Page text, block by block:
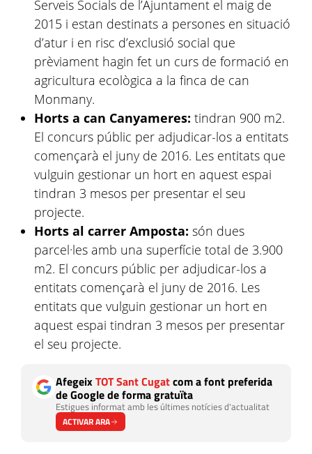
Serveis Socials de l’Ajuntament el maig de
2015 i estan destinats a persones en situació
d’atur i en risc d’exclusió social que
prèviament hagin fet un curs de formació en
agricultura ecològica a la finca de can
Monmany.
Horts a can Canyameres: tindran 900 m2.
El concurs públic per adjudicar-los a entitats
començarà el juny de 2016. Les entitats que
vulguin gestionar un hort en aquest espai
tindran 3 mesos per presentar el seu
projecte.
Horts al carrer Amposta:són dues
parcel·les amb una superfície total de 3.900
m2. El concurs públic per adjudicar-los a
entitats començarà el juny de 2016. Les
entitats que vulguin gestionar un hort en
aquest espai tindran 3 mesos per presentar
el seu projecte.
AfegeixTOT Sant Cugatcom a font preferida
de Google de forma gratuïta
Estigues informat amb les últimes notícies d'actualitat
ACTIVAR ARA